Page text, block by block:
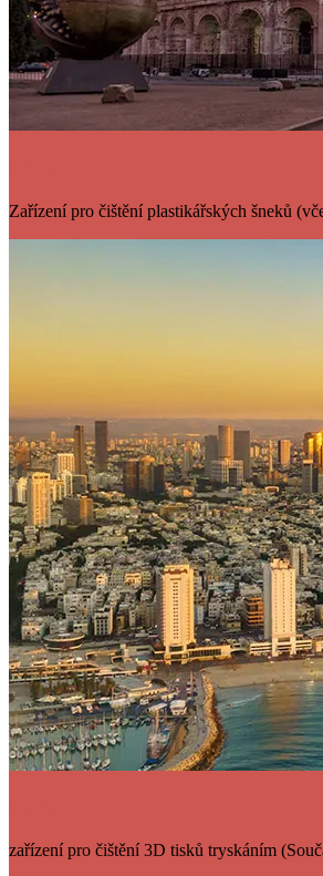
Zařízení pro čištění plastikářských šneků
zařízení pro čištění 3D tisků tryskáním